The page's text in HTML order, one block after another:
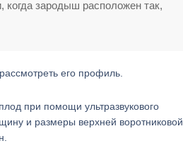
когда зародыш расположен так,
его профиль.
при помощи ультразвукового
и размеры верхней воротниковой